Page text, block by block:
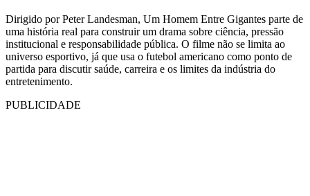
Dirigido por Peter Landesman, Um Homem Entre Gigantes parte de
uma história real para construir um drama sobre ciência, pressão
institucional e responsabilidade pública. O filme não se limita ao
universo esportivo, já que usa o futebol americano como ponto de
partida para discutir saúde, carreira e os limites da indústria do
entretenimento.
PUBLICIDADE